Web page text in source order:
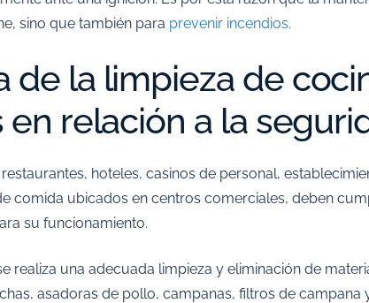
sino que también para prevenir incendios.
de la limpieza de
relación a la
hoteles, casinos de personal,
comida ubicados en centros comerciales, deben
su funcionamiento.
realiza una adecuada limpieza y eliminación de
asadoras de pollo, campanas, filtros de campana